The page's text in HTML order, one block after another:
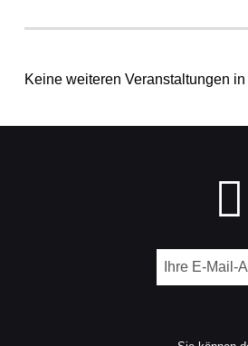
Keine weiteren Veranstaltungen